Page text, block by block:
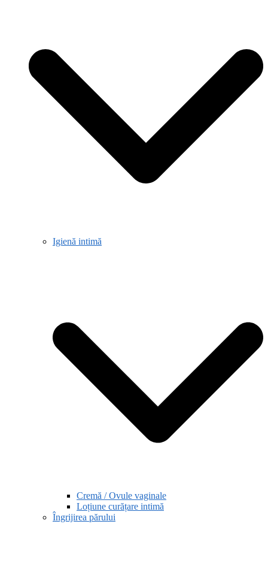
Igienă intimă
Cremă / Ovule vaginale
Loțiune curățare intimă
Îngrijirea părului